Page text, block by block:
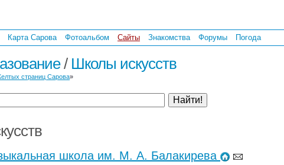
Карта Сарова Фотоальбом Сайты Знакомства Форумы Погода
/ Школы искусств
страниц Сарова»
школа им. М. А. Балакирева